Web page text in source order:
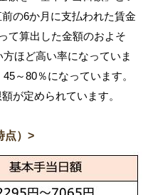
の6か月に支払われた賃金
て算出した金額のおよそ
ほど高い率になっていま
～80％になっています。
が定められています。
点）>